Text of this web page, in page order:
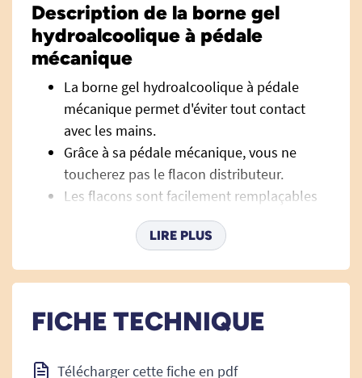
Description de la borne gel
hydroalcoolique à pédale
mécanique
La borne gel hydroalcoolique à pédale
mécanique permet d'éviter tout contact
avec les mains.
Grâce à sa pédale mécanique, vous ne
toucherez pas le flacon distributeur.
Les flacons sont facilement remplaçables
et la recharge se fait de manière intuitive.
La borne est très discrète grâce à un
Caractéristiques techniques de
pédale mécanique
LIRE PLUS
FICHE TECHNIQUE
Télécharger cette fiche en pdf